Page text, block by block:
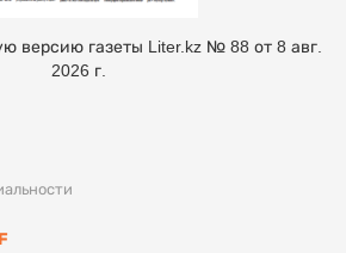
версию газеты Liter.kz № 88 от 8 авг.
2026 г.